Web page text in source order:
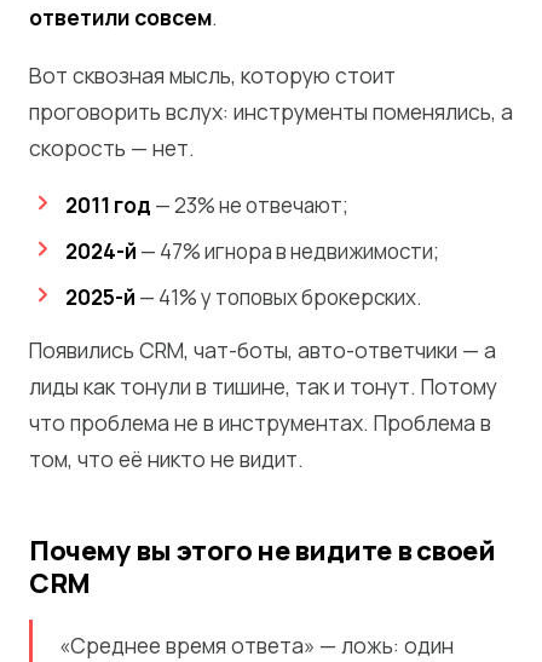
ответили совсем.
Вот сквозная мысль, которую стоит
проговорить вслух: инструменты поменялись, а
скорость — нет.
2011 год — 23% не отвечают;
2024-й — 47% игнора в недвижимости;
2025-й — 41% у топовых брокерских.
Появились CRM, чат-боты, авто-ответчики — а
лиды как тонули в тишине, так и тонут. Потому
что проблема не в инструментах. Проблема в
том, что её никто не видит.
Почему вы этого не видите в своей
CRM
«Среднее время ответа» — ложь: один